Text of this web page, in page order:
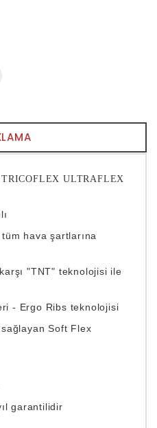
ULTRAFLEX
hava şartlarına
"TNT" teknolojisi ile
- Ergo Ribs teknolojisi
sağlayan Soft Flex
garantilidir